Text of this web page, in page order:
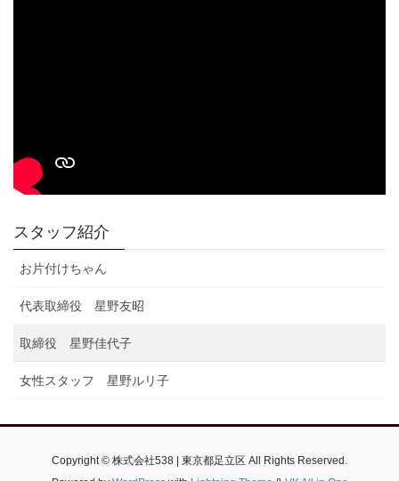
スタッフ紹介
お片付けちゃん
代表取締役 星野友昭
取締役 星野佳代子
女性スタッフ 星野ルリ子
Copyright © 株式会社538 | 東京都足立区 All Rights Reserved.